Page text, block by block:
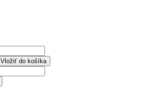
Vložiť do košíka